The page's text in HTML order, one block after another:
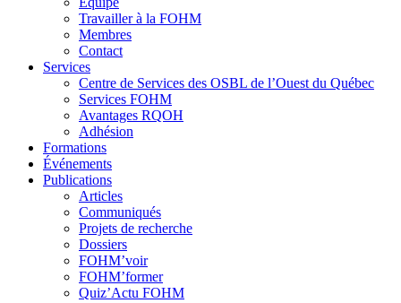
Travailler à la FOHM
Membres
Contact
Services
Centre de Services des OSBL de l’Ouest du Québec
Services FOHM
Avantages RQOH
Adhésion
Formations
Événements
Publications
Articles
Communiqués
Projets de recherche
Dossiers
FOHM’voir
FOHM’former
Quiz’Actu FOHM